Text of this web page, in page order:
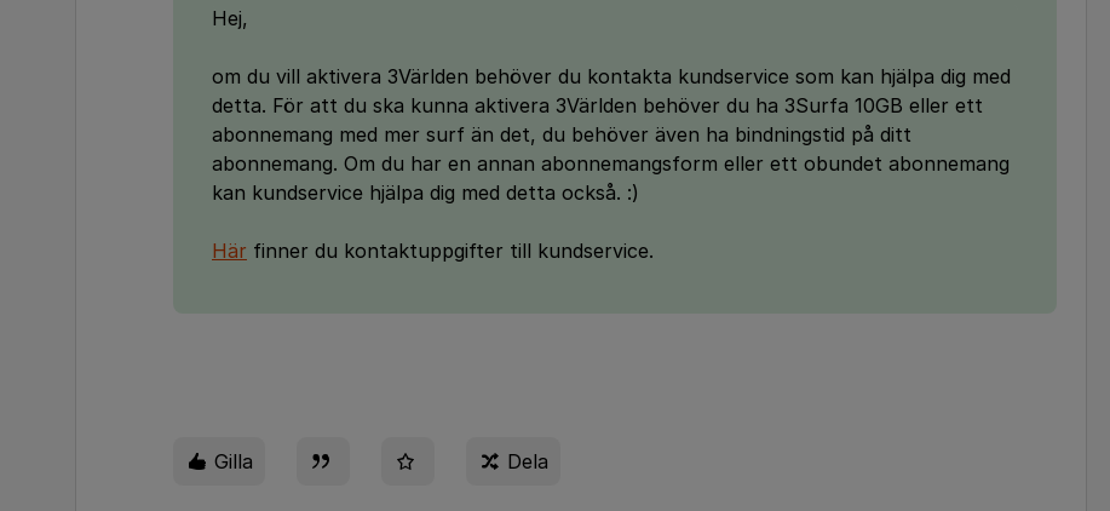
Hej,
om du vill aktivera 3Världen behöver du kontakta kundservice som kan hjälpa dig med
detta. För att du ska kunna aktivera 3Världen behöver du ha 3Surfa 10GB eller ett
abonnemang med mer surf än det, du behöver även ha bindningstid på ditt
abonnemang. Om du har en annan abonnemangsform eller ett obundet abonnemang
kan kundservice hjälpa dig med detta också. :)
Här finner du kontaktuppgifter till kundservice.
Gilla Dela